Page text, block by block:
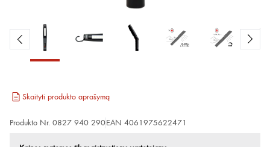
Skaityti produkto aprašymą
Produkto Nr. 0827 940 290 EAN 4061975622471